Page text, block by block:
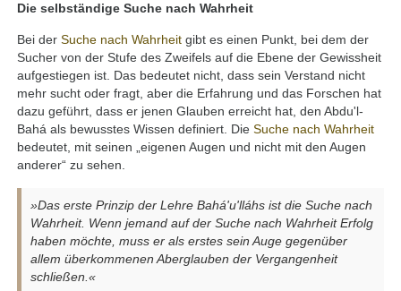
Die selbständige Suche nach Wahrheit
Bei derSuche nach Wahrheit gibt es einen Punkt, bei dem der
Sucher von der Stufe des Zweifels auf die Ebene der Gewissheit
aufgestiegen ist. Das bedeutet nicht, dass sein Verstand nicht
mehr sucht oder fragt, aber die Erfahrung und das Forschen hat
dazu geführt, dass er jenen Glauben erreicht hat, den Abdu'l-
Bahá als bewusstes Wissen definiert. DieSuche nach Wahrheit
bedeutet, mit seinen „eigenen Augen und nicht mit den Augen
anderer“ zu sehen.
»Das erste Prinzip der Lehre Bahá'u'lláhs ist die Suche nach
Wahrheit. Wenn jemand auf der Suche nach Wahrheit Erfolg
haben möchte, muss er als erstes sein Auge gegenüber
allem überkommenen Aberglauben der Vergangenheit
schließen.«